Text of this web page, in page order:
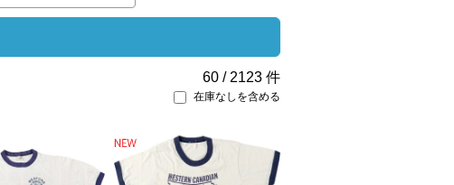
60 / 2123 件
在庫なしを含める